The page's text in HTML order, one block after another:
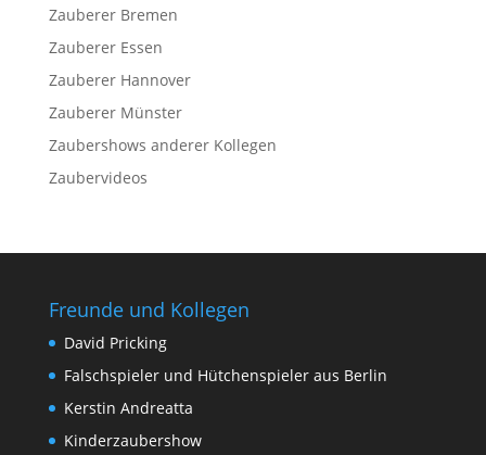
Zauberer Bremen
Zauberer Essen
Zauberer Hannover
Zauberer Münster
Zaubershows anderer Kollegen
Zaubervideos
Freunde und Kollegen
David Pricking
Falschspieler und Hütchenspieler aus Berlin
Kerstin Andreatta
Kinderzaubershow